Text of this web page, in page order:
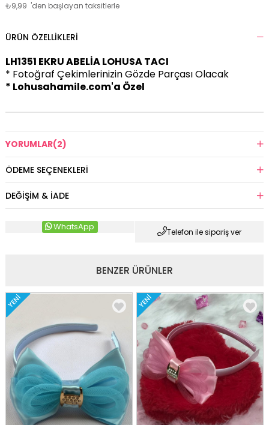
₺9,99 'den başlayan taksitlerle
ÜRÜN ÖZELLIKLERI
LH1351 EKRU ABELİA LOHUSA TACI
* Fotoğraf Çekimlerinizin Gözde Parçası Olacak
* Lohusahamile.com'a Özel
YORUMLAR(2)
ÖDEME SEÇENEKLERI
DEĞIŞIM & İADE
Telefon ile sipariş ver
WhatsApp
BENZER ÜRÜNLER
YENI YENI